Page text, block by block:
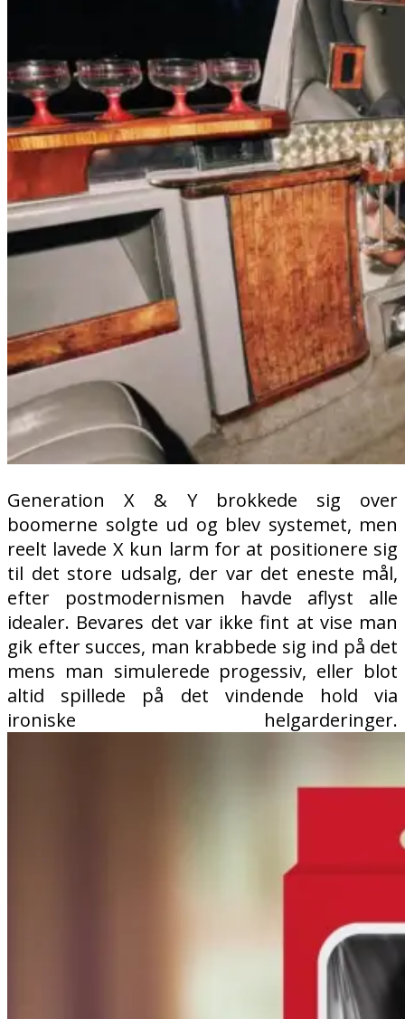
Generation X & Y brokkede sig over
boomerne solgte ud og blev systemet, men
reelt lavede X kun larm for at positionere sig
til det store udsalg, der var det eneste mål,
efter postmodernismen havde aflyst alle
idealer. Bevares det var ikke fint at vise man
gik efter succes, man krabbede sig ind på det
mens man simulerede progessiv, eller blot
altid spillede på det vindende hold via
ironiske helgarderinger.